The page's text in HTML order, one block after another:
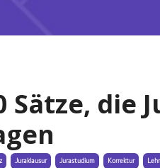
Sätze, die
Juraklausur Jurastudium Korrektur